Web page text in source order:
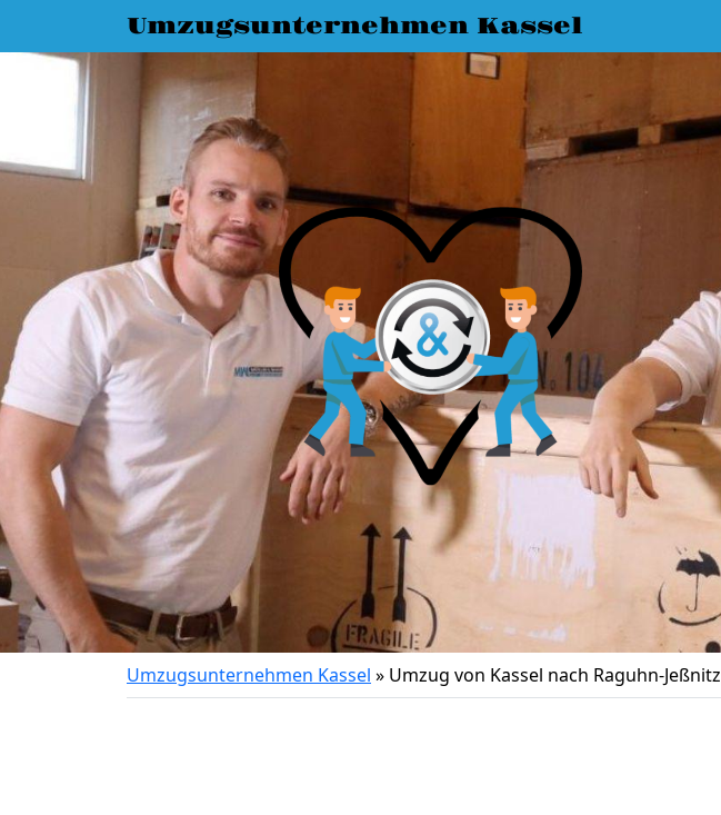
Umzugsunternehmen Kassel
Umzugsunternehmen Kassel » Umzug von Kassel nach Raguhn-Jeßnitz